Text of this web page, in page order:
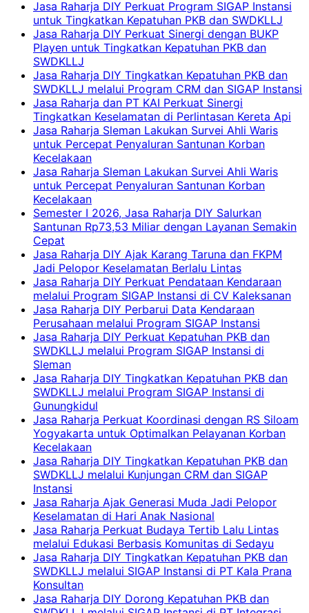
Jasa Raharja DIY Perkuat Program SIGAP Instansi
untuk Tingkatkan Kepatuhan PKB dan SWDKLLJ
Jasa Raharja DIY Perkuat Sinergi dengan BUKP
Playen untuk Tingkatkan Kepatuhan PKB dan
SWDKLLJ
Jasa Raharja DIY Tingkatkan Kepatuhan PKB dan
SWDKLLJ melalui Program CRM dan SIGAP Instansi
Jasa Raharja dan PT KAI Perkuat Sinergi
Tingkatkan Keselamatan di Perlintasan Kereta Api
Jasa Raharja Sleman Lakukan Survei Ahli Waris
untuk Percepat Penyaluran Santunan Korban
Kecelakaan
Jasa Raharja Sleman Lakukan Survei Ahli Waris
untuk Percepat Penyaluran Santunan Korban
Kecelakaan
Semester I 2026, Jasa Raharja DIY Salurkan
Santunan Rp73,53 Miliar dengan Layanan Semakin
Cepat
Jasa Raharja DIY Ajak Karang Taruna dan FKPM
Jadi Pelopor Keselamatan Berlalu Lintas
Jasa Raharja DIY Perkuat Pendataan Kendaraan
melalui Program SIGAP Instansi di CV Kaleksanan
Jasa Raharja DIY Perbarui Data Kendaraan
Perusahaan melalui Program SIGAP Instansi
Jasa Raharja DIY Perkuat Kepatuhan PKB dan
SWDKLLJ melalui Program SIGAP Instansi di
Sleman
Jasa Raharja DIY Tingkatkan Kepatuhan PKB dan
SWDKLLJ melalui Program SIGAP Instansi di
Gunungkidul
Jasa Raharja Perkuat Koordinasi dengan RS Siloam
Yogyakarta untuk Optimalkan Pelayanan Korban
Kecelakaan
Jasa Raharja DIY Tingkatkan Kepatuhan PKB dan
SWDKLLJ melalui Kunjungan CRM dan SIGAP
Instansi
Jasa Raharja Ajak Generasi Muda Jadi Pelopor
Keselamatan di Hari Anak Nasional
Jasa Raharja Perkuat Budaya Tertib Lalu Lintas
melalui Edukasi Berbasis Komunitas di Sedayu
Jasa Raharja DIY Tingkatkan Kepatuhan PKB dan
SWDKLLJ melalui SIGAP Instansi di PT Kala Prana
Konsultan
Jasa Raharja DIY Dorong Kepatuhan PKB dan